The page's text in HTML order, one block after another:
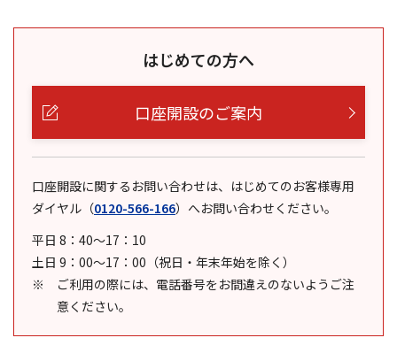
はじめての方へ
口座開設のご案内
口座開設に関するお問い合わせは、はじめてのお客様専用
ダイヤル （0120-566-166） へお問い合わせください。
平日 8：40～17：10
土日 9：00～17：00（祝日・年末年始を除く）
ご利用の際には、電話番号をお間違えのないようご注
意ください。